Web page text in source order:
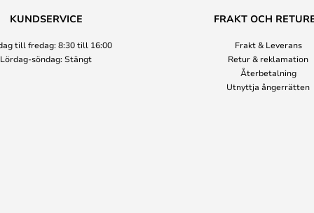
KUNDSERVICE
till fredag: 8:30 till 16:00
Lördag-söndag: Stängt
FRAKT OCH
Frakt & Leverans
Retur & reklamation
Återbetalning
Utnyttja ångerrätten